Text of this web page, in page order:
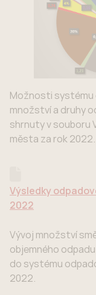
Možnosti
množství a druhy
shrnuty v souboru
města za rok 2022.
Výsledky
2022
Vývoj množství
objemného
do systému
2022.